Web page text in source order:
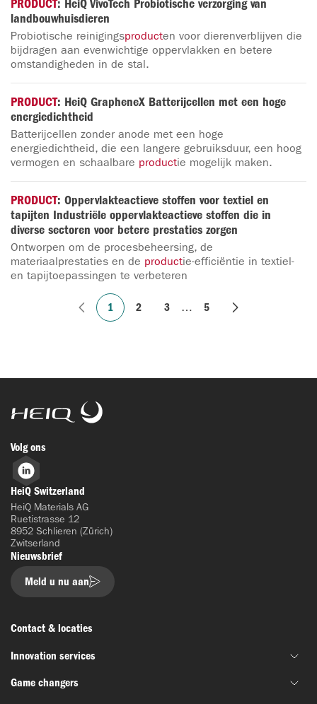
PRODUCT: HeiQ VivoTech Probiotische verzorging van
landbouwhuisdieren
Probiotische reinigingsproducten voor dierenverblijven die
bijdragen aan evenwichtige oppervlakken en betere
omstandigheden in de stal.
PRODUCT: HeiQ GrapheneX Batterijcellen met een hoge
energiedichtheid
Batterijcellen zonder anode met een hoge
energiedichtheid, die een langere gebruiksduur, een hoog
vermogen en schaalbare productie mogelijk maken.
PRODUCT: Oppervlakteactieve stoffen voor textiel en
tapijten Industriële oppervlakteactieve stoffen die in
diverse sectoren voor betere prestaties zorgen
Ontworpen om de procesbeheersing, de
materiaalprestaties en de productie-efficiëntie in textiel-
en tapijtoepassingen te verbeteren
1 2 3 … 5
HeiQ
Volg ons
LinkedIn
HeiQ Switzerland
HeiQ Materials AG
Ruetistrasse 12
8952 Schlieren (Zürich)
Zwitserland
Nieuwsbrief
Meld u nu aan
Contact & locaties
Innovation services
Gezamenlijke materiaalontwikkeling
Game changers